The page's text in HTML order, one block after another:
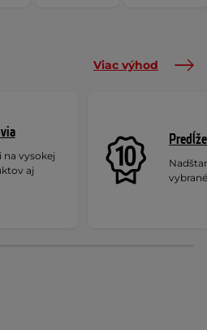
Viac výhod
na vysokej
aj